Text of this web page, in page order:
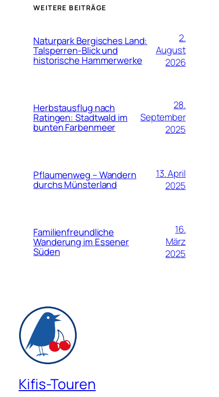
WEITERE BEITRÄGE
Naturpark Bergisches Land:
Talsperren-Blick und
historische Hammerwerke
2.
August
2026
Herbstausflug nach
Ratingen: Stadtwald im
bunten Farbenmeer
28.
September
2025
Pflaumenweg – Wandern
durchs Münsterland
13. April
2025
Familienfreundliche
Wanderung im Essener
Süden
16.
März
2025
Kifis-Touren